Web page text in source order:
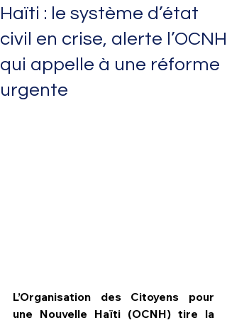
Haïti : le système d’état
civil en crise, alerte l’OCNH
qui appelle à une réforme
urgente
L’Organisation des Citoyens pour
une Nouvelle Haïti (OCNH) tire la